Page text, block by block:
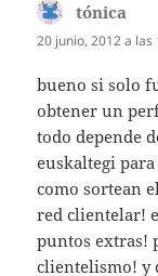
tónica
20 junio, 2012 a las
bueno si solo
obtener un
todo depende
euskaltegi
como sortean
red clientelar!
puntos extras!
clientelismo! y